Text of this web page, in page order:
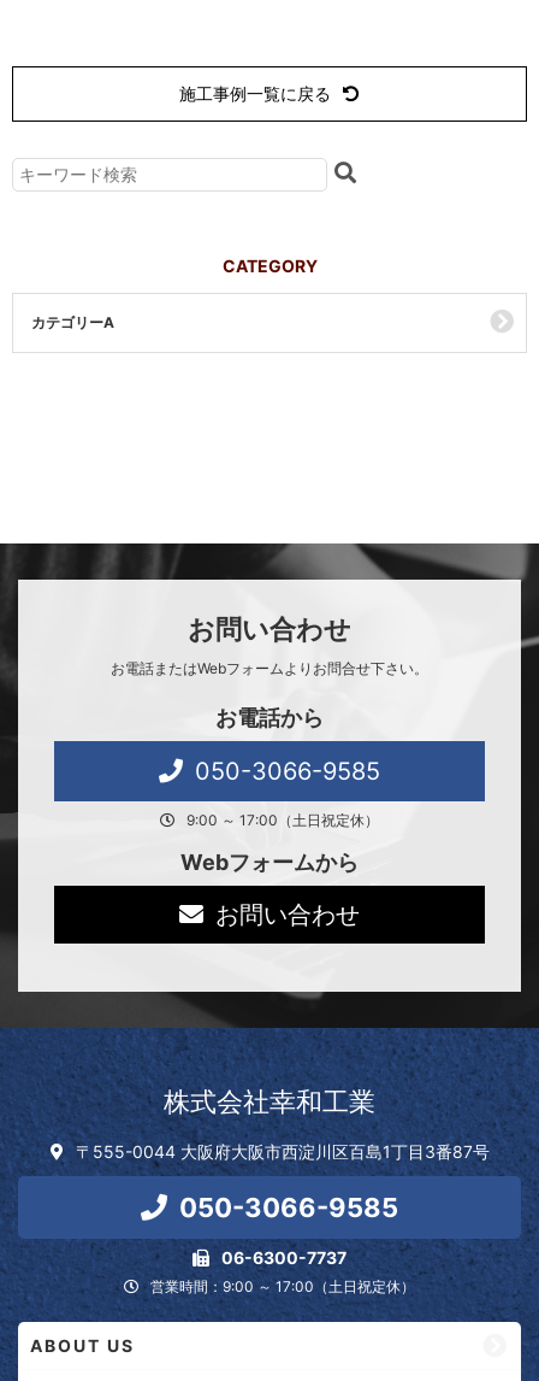
施工事例一覧に戻る
CATEGORY
カテゴリーA
お問い合わせ
お電話またはWebフォームよりお問合せ下さい。
お電話から
050-3066-9585
9:00 ～ 17:00（土日祝定休）
Webフォームから
お問い合わせ
株式会社幸和工業
〒555-0044 大阪府大阪市西淀川区百島1丁目3番87号
050-3066-9585
06-6300-7737
営業時間：9:00 ～ 17:00（土日祝定休）
ABOUT US